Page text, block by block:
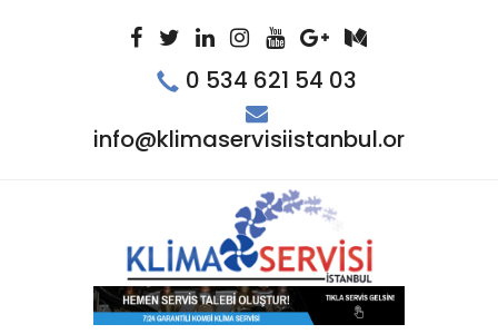
0 534 621 54 03
info@klimaservisiistanbul.org